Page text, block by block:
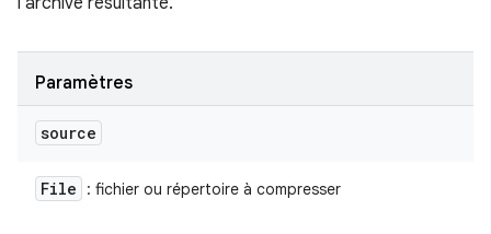
Paramètres
source
File : fichier ou répertoire à compresser